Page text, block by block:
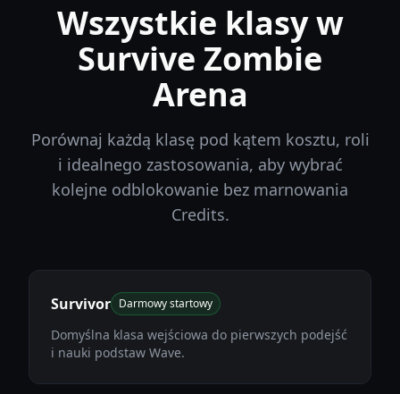
Wszystkie klasy w
Survive Zombie
Arena
Porównaj każdą klasę pod kątem kosztu, roli
i idealnego zastosowania, aby wybrać
kolejne odblokowanie bez marnowania
Credits.
Survivor Darmowy startowy
Domyślna klasa wejściowa do pierwszych podejść
i nauki podstaw Wave.